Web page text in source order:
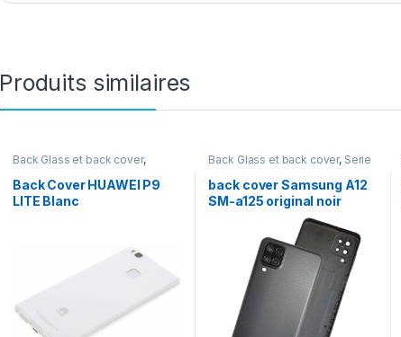
Produits similaires
Back Glass et back cover,
Back Cover HUAWEI P9
LITE Blanc
Back Glass et back cover, Serie
back cover Samsung A12
SM-a125 original noir